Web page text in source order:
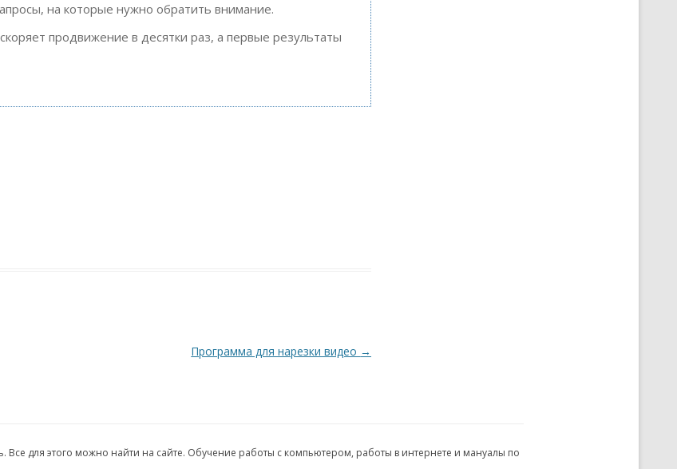
на которые нужно обратить внимание.
продвижение в десятки раз, а первые результаты
Программа для нарезки видео →
Все для этого можно найти на сайте. Обучение работы с компьютером, работы в интернете и мануалы по